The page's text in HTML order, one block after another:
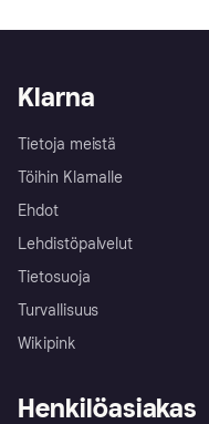
Klarna
Tietoja meistä
Töihin Klarnalle
Ehdot
Lehdistöpalvelut
Tietosuoja
Turvallisuus
Wikipink
Henkilöasiakas